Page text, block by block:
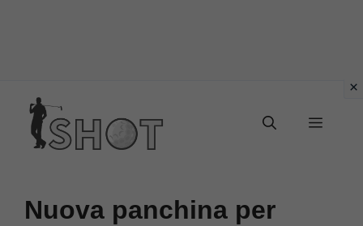
contenuto
Menu
Nuova panchina per